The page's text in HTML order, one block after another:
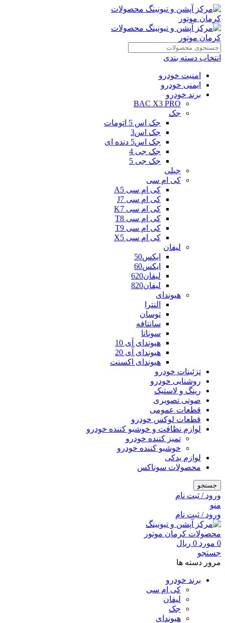
انتخاب دسته بندی
امنیت خودرو
ایمنی خودرو
برند خودرو
BAC X3 PRO
جک
جک اس 5 اتومات
جک اس3
جک اس5 دنده ای
جک جی 4
جک جی 5
جیلی
کی ام سی
کی ام سی A5
کی ام سی J7
کی ام سی K7
کی ام سی T8
کی ام سی T9
کی ام سی X5
لیفان
ایکس50
ایکس60
لیفان620
لیفان820
هیوندای
النترا
توسان
سانتافه
سوناتا
هیوندای آی 10
هیوندای آی 20
هیوندای اکسنت
تزئینات خودرو
روشنایی خودرو
رینگ و لاستیک
صوتی تصویری
قطعات عمومی
قطعات لوکس خودرو
لوازم نظافت و خوشبو کننده خودرو
تمیز کننده خودرو
خوشبو کننده خودرو
لوازم یدکی
محصولات سوناکس
جستجو
ورود / ثبت نام
منو
ورود / ثبت نام
0 مورد 0 ریال
جستجو
مرور دسته ها
برند خودرو
کی ام سی
لیفان
جک
هیوندای